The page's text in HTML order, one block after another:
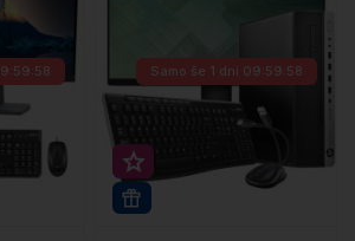
Super prihranek 20€
Samo še 1 dni 09:59:57